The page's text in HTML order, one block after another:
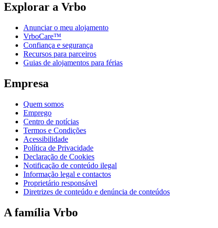
Explorar a Vrbo
Anunciar o meu alojamento
VrboCare™
Confiança e segurança
Recursos para parceiros
Guias de alojamentos para férias
Empresa
Quem somos
Emprego
Centro de notícias
Termos e Condições
Acessibilidade
Política de Privacidade
Declaração de Cookies
Notificação de conteúdo ilegal
Informação legal e contactos
Proprietário responsável
Diretrizes de conteúdo e denúncia de conteúdos
A família Vrbo